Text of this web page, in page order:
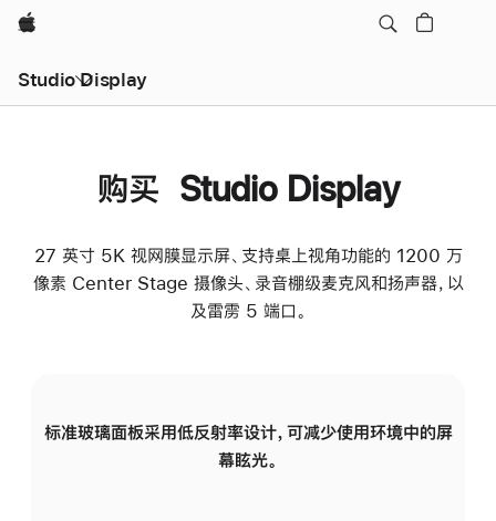
Apple
Studio Display
购买 Studio Display
27 英寸 5K 视网膜显示屏、支持桌上视角功能的 1200 万
像素 Center Stage 摄像头、录音棚级麦克风和扬声器，以
及雷雳 5 端口。
标准玻璃面板采用低反射率设计，可减少使用环境中的屏
幕眩光。